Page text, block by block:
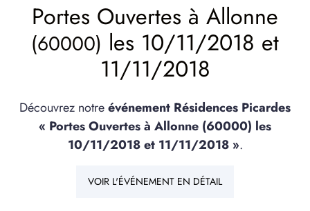
SERVICE BDL EXTENSION
ARTICLES
Portes Ouvertes à Allonne
(60000) les 10/11/2018 et
11/11/2018
Découvrez notreévénement Résidences Picardes
« Portes Ouvertes à Allonne (60000) les
10/11/2018 et 11/11/2018 ».
VOIR L'ÉVÉNEMENT EN DÉTAIL